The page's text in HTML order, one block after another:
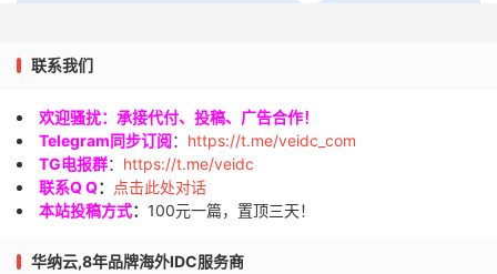
联系我们
欢迎骚扰：承接代付、投稿、广告合作！
Telegram同步订阅： https://t.me/veidc_com
TG电报群： https://t.me/veidc
联系Q Q：
点击此处对话
本站投稿方式： 100元一篇，置顶三天！
华纳云,8年品牌海外IDC服务商